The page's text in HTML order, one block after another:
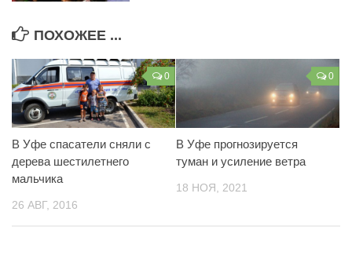
ПОХОЖЕЕ ...
0
В Уфе спасатели сняли с
дерева шестилетнего
мальчика
26 АВГ, 2016
0
В Уфе прогнозируется
туман и усиление ветра
18 НОЯ, 2021